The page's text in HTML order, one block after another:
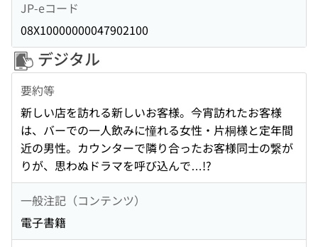
JP-eコード
08X10000000047902100
デジタル
要約等
新しい店を訪れる新しいお客様。今宵訪れたお客様
は、バーでの一人飲みに憧れる女性・片桐様と定年間
近の男性。カウンターで隣り合ったお客様同士の繋が
りが、思わぬドラマを呼び込んで…!?
一般注記（コンテンツ）
電子書籍